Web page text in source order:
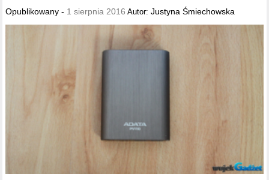
Opublikowany - 1 sierpnia 2016 Autor:Justyna Śmiechowska